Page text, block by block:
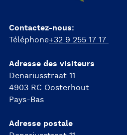
Contactez-nous:
Téléphone+32 9 255 17 17
Adresse des visiteurs
Denariusstraat 11
4903 RC Oosterhout
Pays-Bas
Adresse postale